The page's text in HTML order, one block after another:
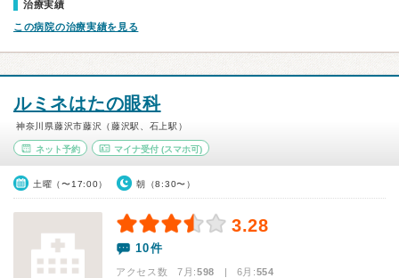
治療実績
この病院の治療実績を見る
ルミネはたの眼科
神奈川県藤沢市藤沢（藤沢駅、石上駅）
ネット予約 マイナ受付(スマホ可)
土曜（〜17:00） 朝（8:30〜）
3.28
10件
アクセス数 7月:598 | 6月:554